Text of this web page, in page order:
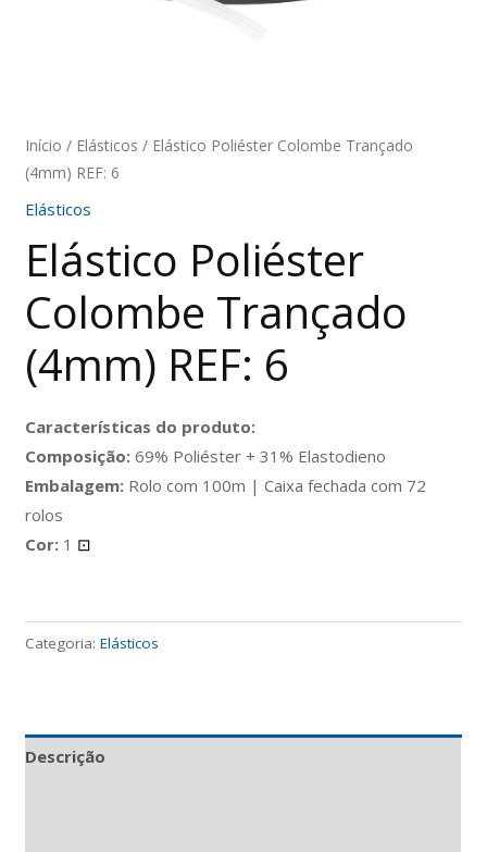
Início / Elásticos / Elástico Poliéster Colombe Trançado
(4mm) REF: 6
Elásticos
Elástico Poliéster
Colombe Trançado
(4mm) REF: 6
Características do produto:
Composição: 69% Poliéster + 31% Elastodieno
Embalagem: Rolo com 100m | Caixa fechada com 72
rolos
Cor: 1 ⊡
Categoria:Elásticos
Descrição